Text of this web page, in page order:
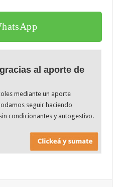
al aporte de
mediante un aporte
seguir haciendo
condicionantes y autogestivo.